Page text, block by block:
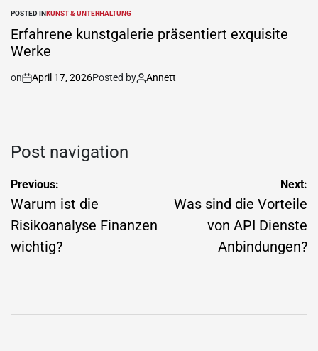
POSTED INKUNST & UNTERHALTUNG
Erfahrene kunstgalerie präsentiert exquisite
Werke
on April 17, 2026Posted by Annett
Post navigation
Previous:
Warum ist die
Risikoanalyse Finanzen
wichtig?
Next:
Was sind die Vorteile
von API Dienste
Anbindungen?